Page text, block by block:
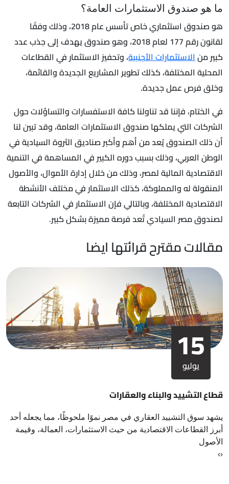
ما هو صندوق الاستثمارات العامة؟
هو صندوق استثماري خاص تأسس عام 2018، وذلك وفقًا
لقانون رقم 177 لعام 2018، وهو صندوق يهدف إلى جذب عدد
كبير منالاستثمارات الأجنبية، وتحفيز الاستثمار في القطاعات
المحلية المختلفة، كذلك تطوير المشاريع الجديدة والقائمة،
وخلق فرص عمل جديدة.
في الختام، فإننا قد تناولنا كافة الاستفسارات والتساؤلات حول
الشركات التي يملكها صندوق الاستثمارات العامة، وقد تبين لنا
أن ذلك الصندوق يُعد من أهم وأكبر صناديق الثروة السيادية في
الوطن العربي، وذلك بسبب دوره الكبير في المساهمة في التنمية
الاقتصادية المالية لمصر، وذلك من خلال إدارة الأموال، والأصول
المنقولة له والمملوكة، كذلك الاستثمار في مختلف الأنشطة
الاقتصادية المختلفة، وبالتالي فإن الاستثمار في الشركات التابعة
لصندوق مصر السيادي تُعد فرصة مميزة بشكل كبير.
مقالات مقترح قرائتها ايضا
15
يوليو
قطاع التشييد والبناء والعقارات
يشهد سوق التشييد العقاري في مصر نموًا ملحوظًا، مما يجعله أحد
أبرز القطاعات الاقتصادية من حيث الاستثمارات، العمالة، وقيمة
الأصول
‹
›